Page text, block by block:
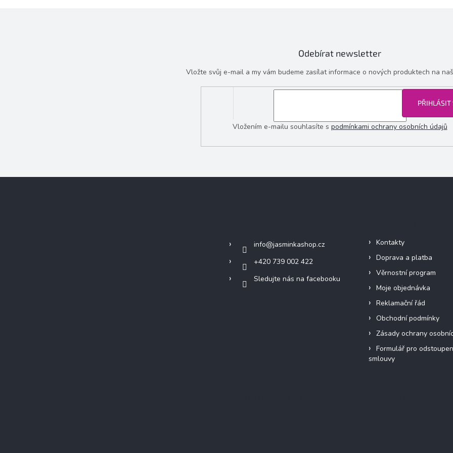
Odebírat newsletter
Vložte svůj e-mail a my vám budeme zasílat informace o nových produktech na
Vložením e-mailu souhlasíte s podmínkami ochrany osobních údajů
PŘIHLÁSIT
info@jasminkashop.cz
+420 739 002 422
Sledujte nás na facebooku
Kontakty
Doprava a platba
Věrnostní program
Moje objednávka
Reklamační řád
Obchodní podmínky
Zásady ochrany
Formulář pro
smlouvy